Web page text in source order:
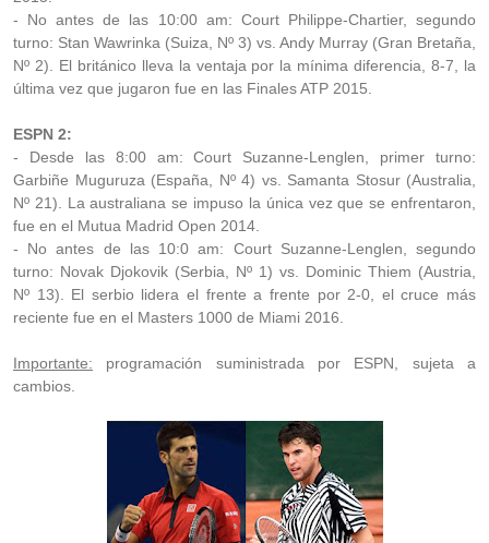
- No antes de las 10:00 am: Court Philippe-Chartier, segundo
turno: Stan Wawrinka (Suiza, Nº 3) vs. Andy Murray (Gran Bretaña,
Nº 2). El británico lleva la ventaja por la mínima diferencia, 8-7, la
última vez que jugaron fue en las Finales ATP 2015.
ESPN 2:
- Desde las 8:00 am: Court Suzanne-Lenglen, primer turno:
Garbiñe Muguruza (España, Nº 4) vs. Samanta Stosur (Australia,
Nº 21). La australiana se impuso la única vez que se enfrentaron,
fue en el Mutua Madrid Open 2014.
- No antes de las 10:0 am: Court Suzanne-Lenglen, segundo
turno: Novak Djokovik (Serbia, Nº 1) vs. Dominic Thiem (Austria,
Nº 13). El serbio lidera el frente a frente por 2-0, el cruce más
reciente fue en el Masters 1000 de Miami 2016.
Importante: programación suministrada por ESPN, sujeta a
cambios.